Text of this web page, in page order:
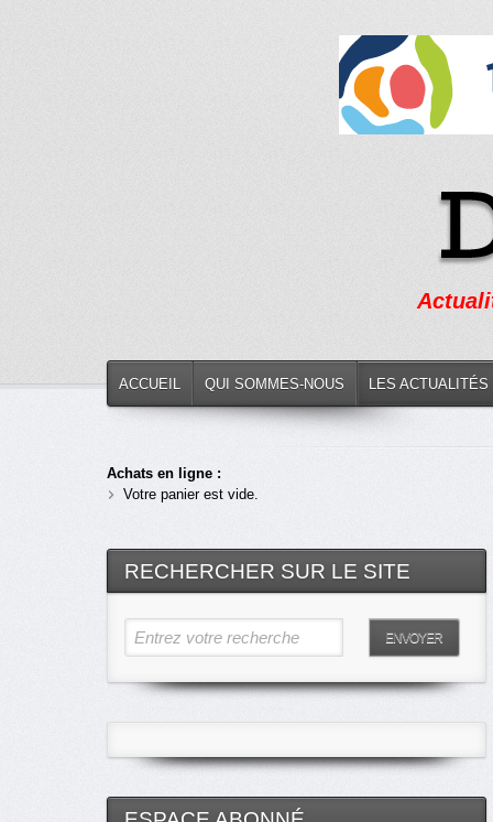
ACCUEIL QUI SOMMES-NOUS LES ACTUALITÉS
Achats en ligne :
Votre panier est vide.
RECHERCHER SUR LE SITE
Entrez votre recherche ENVOYER